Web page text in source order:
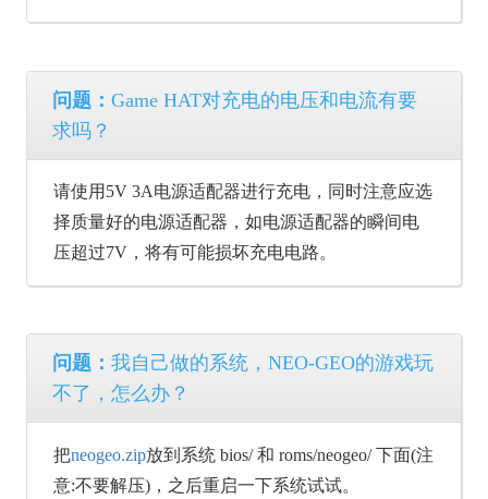
问题： Game HAT对充电的电压和电流有要
求吗？
请使用5V 3A电源适配器进行充电，同时注意应选
择质量好的电源适配器，如电源适配器的瞬间电
压超过7V，将有可能损坏充电电路。
问题： 我自己做的系统，NEO-GEO的游戏玩
不了，怎么办？
把neogeo.zip放到系统 bios/ 和 roms/neogeo/ 下面(注
意:不要解压)，之后重启一下系统试试。